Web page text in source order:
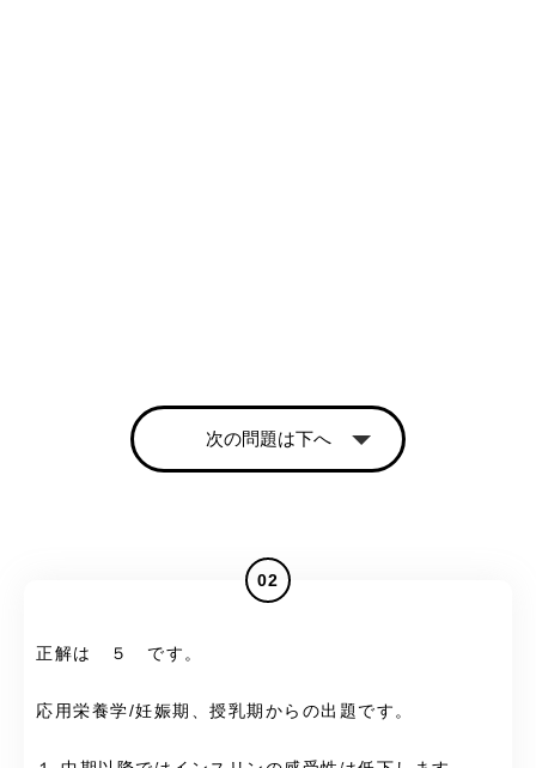
次の問題は下へ
02
正解は ５ です。
応用栄養学/妊娠期、授乳期からの出題です。